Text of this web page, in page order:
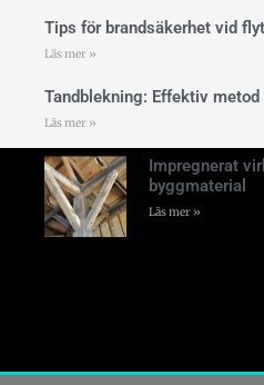
Tips för brandsäkerhet vid
Läs mer »
Tandblekning: Effektiv
Läs mer »
Impregnerat
byggmaterial
Läs mer »